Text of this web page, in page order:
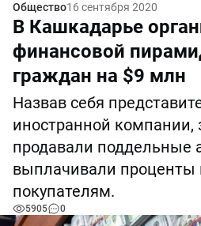
Общество16 сентября 2020
В Кашкадарье
финансовой
граждан на $9 млн
Назвав себя
иностранной
продавали поддельные
выплачивали
покупателям.
5905 0